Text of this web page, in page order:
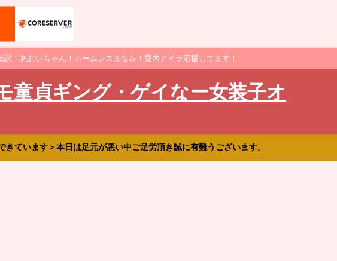
！あおいちゃん！ホームレスまなみ！愛内アイラ応援してます！
童貞ギング・ゲイなー女装子オ
ています＞本日は足元が悪い中ご足労頂き誠に有難うございます。